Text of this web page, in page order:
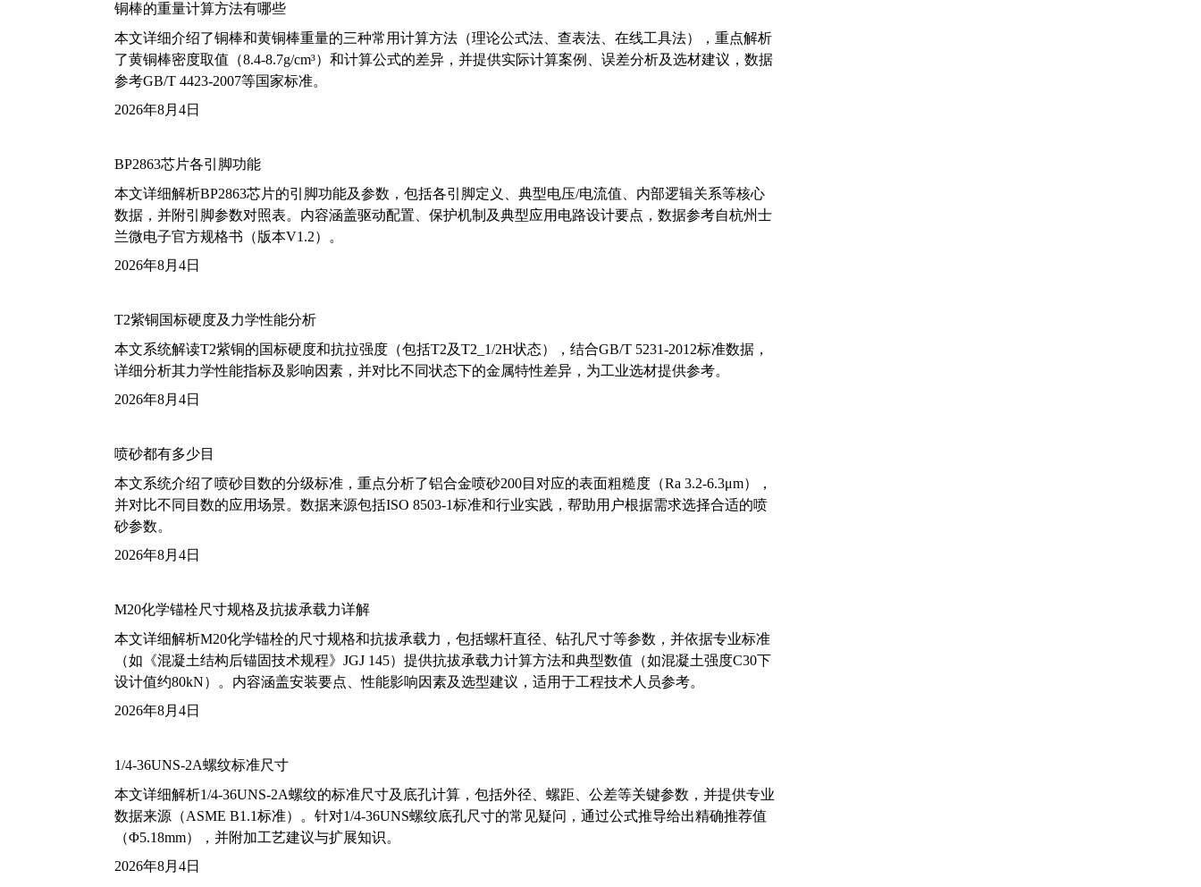
铜棒的重量计算方法有哪些
本文详细介绍了铜棒和黄铜棒重量的三种常用计算方法（理论公式法、查表法、在线工具法），重点解析
了黄铜棒密度取值（8.4-8.7g/cm³）和计算公式的差异，并提供实际计算案例、误差分析及选材建议，数据
参考GB/T 4423-2007等国家标准。
2026年8月4日
BP2863芯片各引脚功能
本文详细解析BP2863芯片的引脚功能及参数，包括各引脚定义、典型电压/电流值、内部逻辑关系等核心
数据，并附引脚参数对照表。内容涵盖驱动配置、保护机制及典型应用电路设计要点，数据参考自杭州士
兰微电子官方规格书（版本V1.2）。
2026年8月4日
T2紫铜国标硬度及力学性能分析
本文系统解读T2紫铜的国标硬度和抗拉强度（包括T2及T2_1/2H状态），结合GB/T 5231-2012标准数据，
详细分析其力学性能指标及影响因素，并对比不同状态下的金属特性差异，为工业选材提供参考。
2026年8月4日
喷砂都有多少目
本文系统介绍了喷砂目数的分级标准，重点分析了铝合金喷砂200目对应的表面粗糙度（Ra 3.2-6.3μm），
并对比不同目数的应用场景。数据来源包括ISO 8503-1标准和行业实践，帮助用户根据需求选择合适的喷
砂参数。
2026年8月4日
M20化学锚栓尺寸规格及抗拔承载力详解
本文详细解析M20化学锚栓的尺寸规格和抗拔承载力，包括螺杆直径、钻孔尺寸等参数，并依据专业标准
（如《混凝土结构后锚固技术规程》JGJ 145）提供抗拔承载力计算方法和典型数值（如混凝土强度C30下
设计值约80kN）。内容涵盖安装要点、性能影响因素及选型建议，适用于工程技术人员参考。
2026年8月4日
1/4-36UNS-2A螺纹标准尺寸
本文详细解析1/4-36UNS-2A螺纹的标准尺寸及底孔计算，包括外径、螺距、公差等关键参数，并提供专业
数据来源（ASME B1.1标准）。针对1/4-36UNS螺纹底孔尺寸的常见疑问，通过公式推导给出精确推荐值
（Φ5.18mm），并附加工艺建议与扩展知识。
2026年8月4日